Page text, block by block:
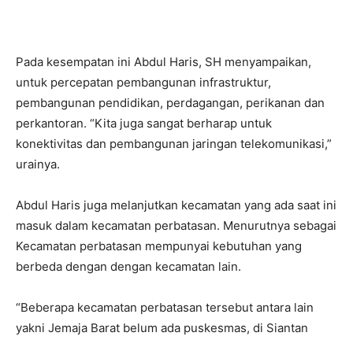
Pada kesempatan ini Abdul Haris, SH menyampaikan,
untuk percepatan pembangunan infrastruktur,
pembangunan pendidikan, perdagangan, perikanan dan
perkantoran. “Kita juga sangat berharap untuk
konektivitas dan pembangunan jaringan telekomunikasi,”
urainya.
Abdul Haris juga melanjutkan kecamatan yang ada saat ini
masuk dalam kecamatan perbatasan. Menurutnya sebagai
Kecamatan perbatasan mempunyai kebutuhan yang
berbeda dengan dengan kecamatan lain.
“Beberapa kecamatan perbatasan tersebut antara lain
yakni Jemaja Barat belum ada puskesmas, di Siantan